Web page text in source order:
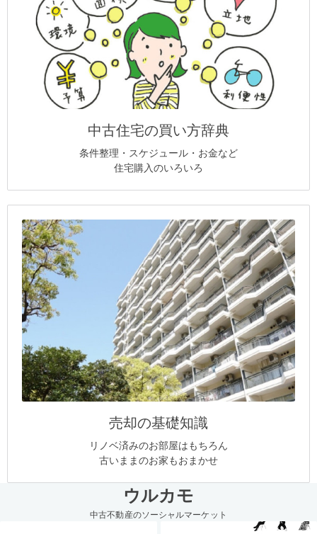
中古住宅の買い方辞典
条件整理・スケジュール・お金など
住宅購入のいろいろ
売却の基礎知識
リノベ済みのお部屋はもちろん
古いままのお家もおまかせ
ウルカモ
中古不動産のソーシャルマーケット